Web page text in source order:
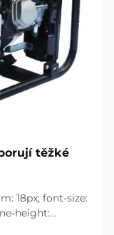
těžké
18px; font-size:
height: